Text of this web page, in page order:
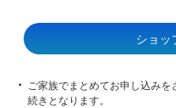
ショッ
ご家族でまとめてお申し込み
続きとなります。